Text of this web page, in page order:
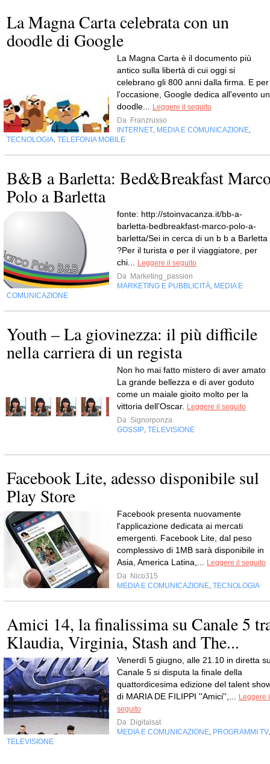
La Magna Carta celebrata con un
doodle di Google
La Magna Carta è il documento più
antico sulla libertà di cui oggi si
celebrano gli 800 anni dalla firma. E per
l'occasione, Google dedica all'evento un
doodle...
Leggere il seguito
Da Franzrusso
INTERNET MEDIA E COMUNICAZIONE
TECNOLOGIA TELEFONIA MOBILE
B&B a Barletta: Bed&Breakfast
Polo a Barletta
fonte: http://stoinvacanza.it/bb-a-
barletta-bedbreakfast-marco-polo-a-
barletta/Sei in cerca di un b b a Barletta
?Per il turista e per il viaggiatore, per
chi...
Leggere il seguito
Da Marketing_passion
MARKETING E PUBBLICITÀ MEDIA E
COMUNICAZIONE
Youth – La giovinezza: il più difficile
nella carriera di un regista
Non ho mai fatto mistero di aver amato
La grande bellezza e di aver goduto
come un maiale gioito molto per la
vittoria dell’Oscar.
Leggere il seguito
Da Signorponza
GOSSIP TELEVISIONE
Facebook Lite, adesso disponibile sul
Play Store
Facebook presenta nuovamente
l'applicazione dedicata ai mercati
emergenti. Facebook Lite, dal peso
complessivo di 1MB sarà disponibile in
Asia, America Latina,...
Leggere il seguito
Da Nico315
MEDIA E COMUNICAZIONE TECNOLOGIA
Amici 14, la finalissima su Canale 5
Klaudia, Virginia, Stash and The...
Venerdì 5 giugno, alle 21.10 in diretta
Canale 5 si disputa la finale della
quattordicesima edizione del talent
di MARIA DE FILIPPI ''Amici'',...
Leggere
seguito
Da Digitalsat
MEDIA E COMUNICAZIONE PROGRAMMI TV
TELEVISIONE